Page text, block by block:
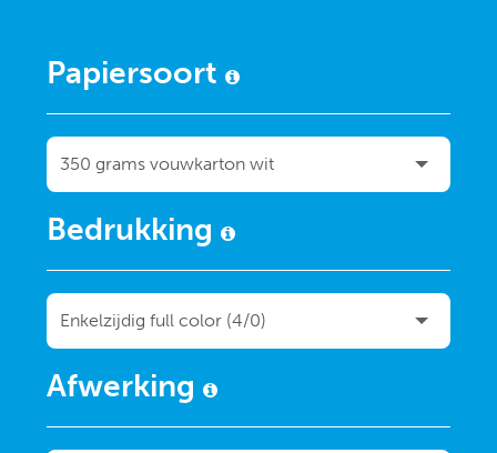
Papiersoort
Bedrukking
Afwerking